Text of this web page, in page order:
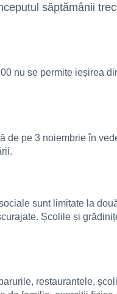
săptămânii
nu se permite ieșirea
de pe 3 noiembrie în
sunt limitate la
Școlile și
restaurantele,